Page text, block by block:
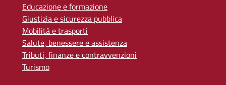
Educazione e formazione
Giustizia e sicurezza pubblica
Mobilità e trasporti
Salute, benessere e assistenza
Tributi, finanze e contravvenzioni
Turismo